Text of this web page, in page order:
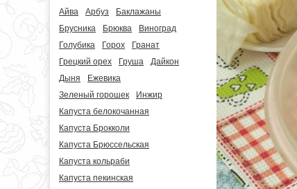
Айва Арбуз
Баклажаны
Брусника
Брюква
Виноград
Голубика
Горох
Гранат
Грецкий орех
Груша
Дайкон
Дыня
Ежевика
Зеленый горошек
Инжир
Капуста белокочанная
Капуста Брокколи
Капуста Брюссельская
Капуста кольраби
Капуста пекинская